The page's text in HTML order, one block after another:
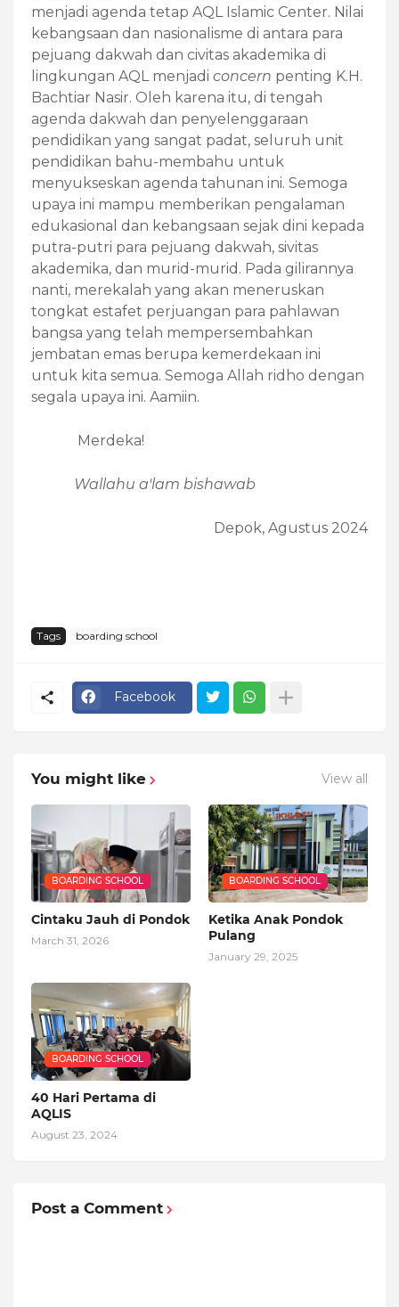
menjadi agenda tetap AQL Islamic Center. Nilai
kebangsaan dan nasionalisme di antara para
pejuang dakwah dan civitas akademika di
lingkungan AQL menjadi concern penting K.H.
Bachtiar Nasir. Oleh karena itu, di tengah
agenda dakwah dan penyelenggaraan
pendidikan yang sangat padat, seluruh unit
pendidikan bahu-membahu untuk
menyukseskan agenda tahunan ini. Semoga
upaya ini mampu memberikan pengalaman
edukasional dan kebangsaan sejak dini kepada
putra-putri para pejuang dakwah, sivitas
akademika, dan murid-murid. Pada gilirannya
nanti, merekalah yang akan meneruskan
tongkat estafet perjuangan para pahlawan
bangsa yang telah mempersembahkan
jembatan emas berupa kemerdekaan ini
untuk kita semua. Semoga Allah ridho dengan
segala upaya ini. Aamiin.
Merdeka!
Wallahu a'lam bishawab
Depok, Agustus 2024
Tags boarding school
Facebook
You might like View all
BOARDING SCHOOL
Cintaku Jauh di Pondok
March 31, 2026
BOARDING SCHOOL
Ketika Anak Pondok
Pulang
January 29, 2025
BOARDING SCHOOL
40 Hari Pertama di
AQLIS
August 23, 2024
Post a Comment